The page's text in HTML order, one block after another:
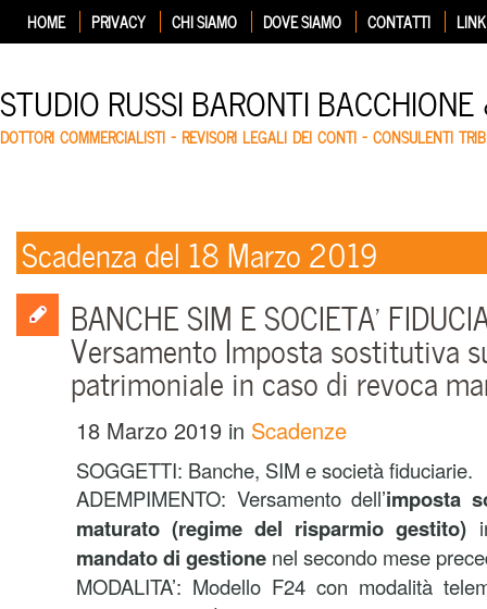
HOME PRIVACY CHI SIAMO DOVE SIAMO CONTATTI LINK
STUDIO RUSSI BARONTI
DOTTORI COMMERCIALISTI – REVISORI LEGALI DEI CONTI – CONSULENTI
Scadenza del 18 Marzo 2019
BANCHE SIM E SOCIETA’
Versamento Imposta sostitutiva
patrimoniale in caso di revoca
18 Marzo 2019 in Scadenze
SOGGETTI: Banche, SIM e società fiduciarie.
ADEMPIMENTO: Versamento dell’imposta
maturato (regime del risparmio gestito)
mandato di gestione nel secondo mese
MODALITA’: Modello F24 con modalità